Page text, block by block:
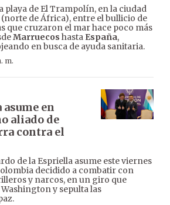
playa de El Trampolín, en la ciudad
(norte de África), entre el bullicio de
que cruzaron el mar hace poco más
Marruecos hasta España,
en busca de ayuda sanitaria.
m.
en
aliado de
contra el
de la Espriella asume este viernes
decidido a combatir con
y narcos, en un giro que
y sepulta las